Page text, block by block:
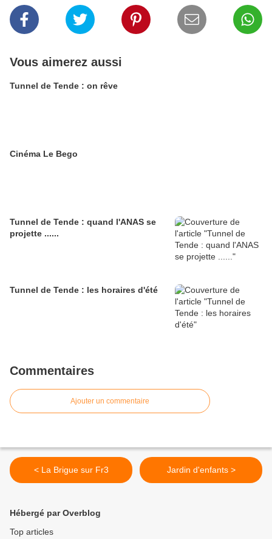
Vous aimerez aussi
Tunnel de Tende : on rêve
Cinéma Le Bego
Tunnel de Tende : quand l'ANAS se
projette ......
Tunnel de Tende : les horaires d'été
Commentaires
Ajouter un commentaire
< La Brigue sur Fr3 Jardin d'enfants >
Hébergé par Overblog
Top articles